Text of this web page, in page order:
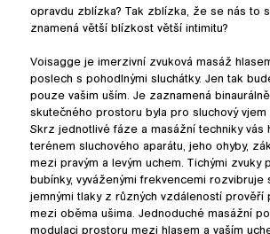
opravdu zblízka? Tak zblízka, že se nás to
znamená větší blízkost větší intimitu?
Voisagge je imerzivní zvuková masáž
poslech s pohodlnými sluchátky. Jen tak
pouze vašim uším. Je zaznamená
skutečného prostoru byla pro sluchový vjem
Skrz jednotlivé fáze a masážní techniky vás
terénem sluchového aparátu, jeho ohyby,
mezi pravým a levým uchem. Tichými zvuky
bubínky, vyváženými frekvencemi rozvibruje
jemnými tlaky z různých vzdáleností prověří
mezi oběma ušima. Jednoduché masážní
modulaci prostoru mezi hlasem a vaším